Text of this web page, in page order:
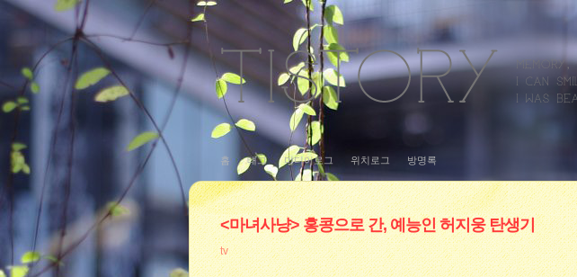
홈 태그 미디어로그 위치로그 방명록
<마녀사냥> 홍콩으로 간, 예능인 허지웅 탄생기
tv